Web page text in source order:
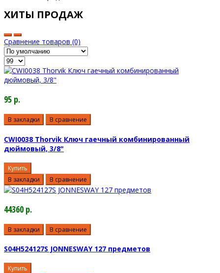
ХИТЫ ПРОДАЖ
Сравнение товаров (0)
95 р.
В закладки В сравнение
CWI0038 Thorvik Ключ гаечный комбинированный
дюймовый, 3/8"
Купить
В закладки
В сравнение
44360 р.
В закладки В сравнение
S04H524127S JONNESWAY 127 предметов
Купить